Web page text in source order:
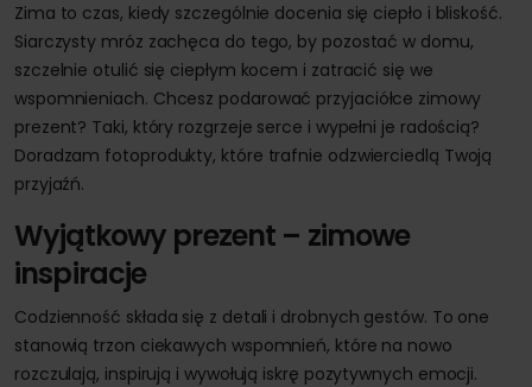
Zima to czas, kiedy szczególnie docenia się ciepło i bliskość.
Siarczysty mróz zachęca do tego, by pozostać w domu,
szczelnie otulić się ciepłym kocem i zatracić się we
wspomnieniach. Chcesz podarować przyjaciółce zimowy
prezent? Taki, który rozgrzeje serce i wypełni je radością?
Doradzam fotoprodukty, które trafnie odzwierciedlą Twoją
przyjaźń.
Wyjątkowy prezent – zimowe
inspiracje
Codzienność składa się z detali i drobnych gestów. To one
stanowią trzon ciekawych wspomnień, które na nowo
rozczulają, inspirują i wywołują iskrę pozytywnych emocji.